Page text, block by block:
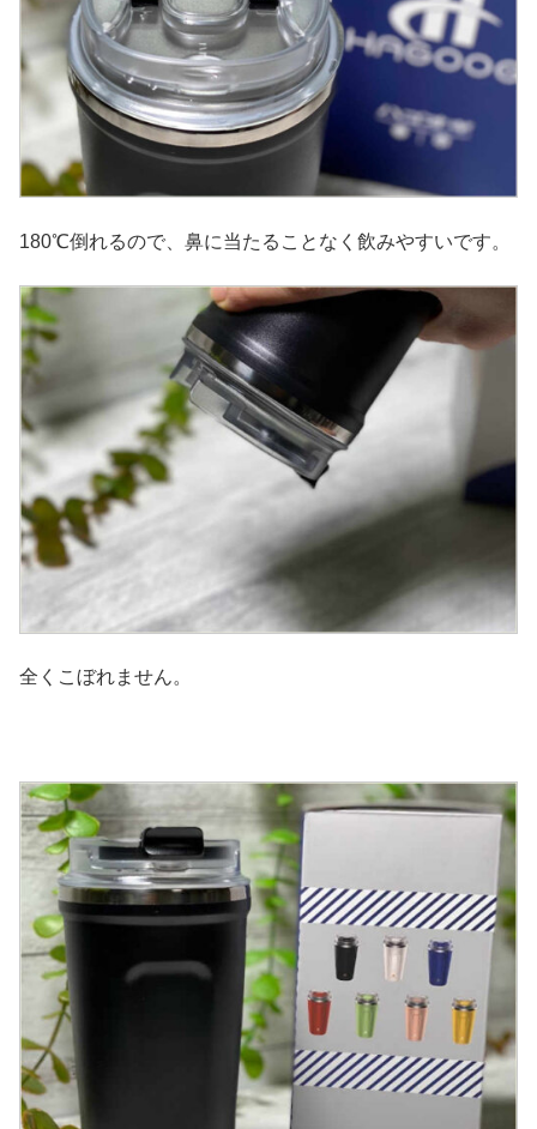
180℃倒れるので、鼻に当たることなく飲みやすいです。
全くこぼれません。